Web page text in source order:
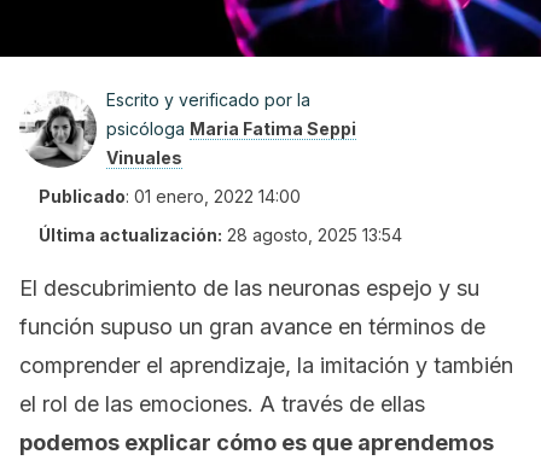
Escrito y verificado por la
psicóloga Maria Fatima Seppi
Vinuales
Publicado: 01 enero, 2022 14:00
Última actualización: 28 agosto, 2025 13:54
El descubrimiento de las neuronas espejo y su
función supuso un gran avance en términos de
comprender el aprendizaje, la imitación y también
el rol de las emociones. A través de ellas
podemos explicar cómo es que aprendemos